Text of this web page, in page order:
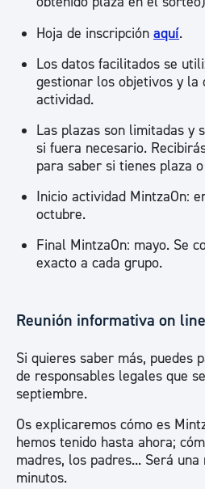
Hoja de inscripción aquí.
Los datos facilitados se
gestionar los objetivos y la
actividad.
Las plazas son limitadas y
si fuera necesario.
para saber si tienes plaza
Inicio actividad MintzaOn:
octubre.
Final MintzaOn: mayo. Se
exacto a cada grupo.
Reunión informativa on line
Si quieres saber más, puedes
de responsables legales que
septiembre.
Os explicaremos cómo es
hemos tenido hasta ahora;
madres, los padres... Será
minutos.